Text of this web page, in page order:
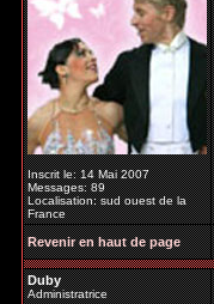
Inscrit le: 14 Mai 2007
Messages: 89
Localisation: sud ouest de la
France
Revenir en haut de page
Duby
Administratrice